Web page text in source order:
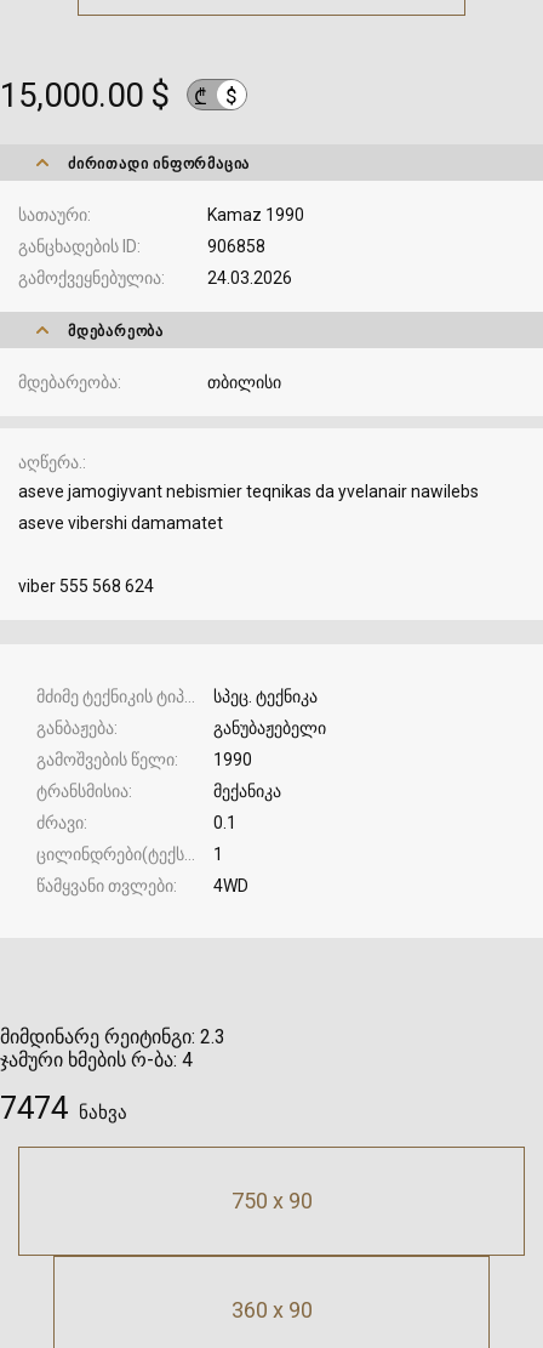
360 x 90
15,000.00 $ ₾ $
ᲫᲘᲠᲘᲗᲐᲓᲘ ᲘᲜᲤᲝᲠᲛᲐᲪᲘᲐ
სათაური
Kamaz 1990
განცხადების ID
906858
გამოქვეყნებულია
24.03.2026
ᲛᲓᲔᲑᲐᲠᲔᲝᲑᲐ
მდებარეობა თბილისი
აღწერა.
aseve jamogiyvant nebismier teqnikas da yvelanair nawilebs
aseve vibershi damamatet
viber 555 568 624
სპეც. ტექნიკა
განბაჟება
განუბაჟებელი
გამოშვების წელი
1990
ტრანსმისია
მექანიკა
ძრავი
0.1
1
წამყვანი თვლები
4WD
მიმდინარე რეიტინგი: 2.3
ჯამური ხმების რ-ბა: 4
7474 ნახვა
750 x 90